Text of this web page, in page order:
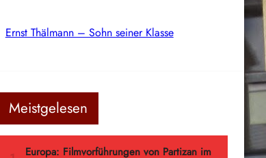
Ernst Thälmann – Sohn seiner Klasse
Meistgelesen